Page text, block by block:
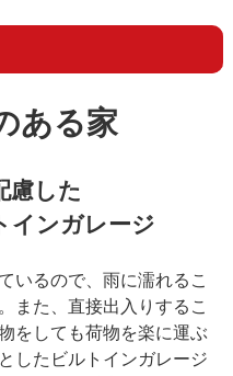
ある家
慮した
インガレージ
いるので、雨に濡れるこ
また、直接出入りするこ
をしても荷物を楽に運ぶ
したビルトインガレージ